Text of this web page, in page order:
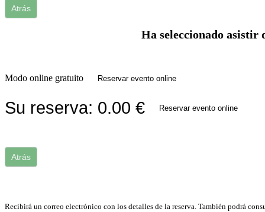
Atrás
Ha seleccionado asistir
Modo online gratuito Reservar evento online
Su reserva: 0.00 € Reservar evento online
Atrás
Recibirá un correo electrónico con los detalles de la reserva. También podrá